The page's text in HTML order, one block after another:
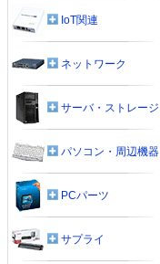
IoT関連
ネットワーク
サーバ・ストレージ
パソコン・周辺機器
PCパーツ
サプライ